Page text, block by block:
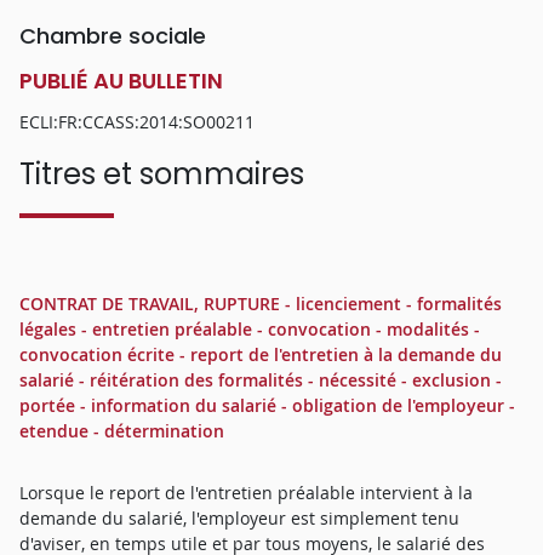
Chambre sociale
PUBLIÉ AU BULLETIN
ECLI:FR:CCASS:2014:SO00211
Titres et sommaires
CONTRAT DE TRAVAIL, RUPTURE - licenciement - formalités
légales - entretien préalable - convocation - modalités -
convocation écrite - report de l'entretien à la demande du
salarié - réitération des formalités - nécessité - exclusion -
portée - information du salarié - obligation de l'employeur -
etendue - détermination
Lorsque le report de l'entretien préalable intervient à la
demande du salarié, l'employeur est simplement tenu
d'aviser, en temps utile et par tous moyens, le salarié des